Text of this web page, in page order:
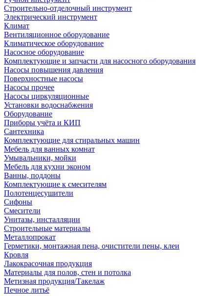
Строительно-отделочный инструмент
Электрический инструмент
Климат
Вентиляционное оборудование
Климатическое оборудование
Насосное оборудование
Комплектующие и запчасти для насосного оборудования
Насосы повышения давления
Поверхностные насосы
Насосы прочее
Насосы циркуляционные
Установки водоснабжения
Оборудование
Приборы учёта и КИП
Сантехника
Комплектующие для стиральных машин
Мебель для ванных комнат
Умывальники, мойки
Мебель для кухни эконом
Ванны, поддоны
Комплектующие к смесителям
Полотенцесушители
Сифоны
Смесители
Унитазы, инсталляции
Строительные материалы
Металлопрокат
Герметики, монтажная пена, очистители пены, клеи
Кровля
Лакокрасочная продукция
Материалы для полов, стен и потолка
Метизная продукция/Такелаж
Печное литьё